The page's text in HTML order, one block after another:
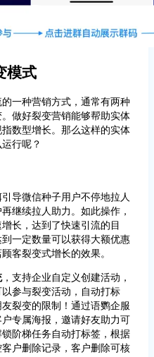
模式
一种营销方式，通常有两种
做好裂变营销能够帮助实体
数型增长。那么这样的实体
行呢？
导微信种子用户不停地拉人
继续拉人助力。如此操作，
长，达到了快速引流的目
一定数量可以获得大额优惠
客裂变式增长的效果。
，支持企业自定义创建活动，
参与裂变活动，自动打标
裂变的限制！通过语鹦企服
专属海报，邀请好友助力可
阶梯任务自动打标签，根据
户删除记录，客户删除可核